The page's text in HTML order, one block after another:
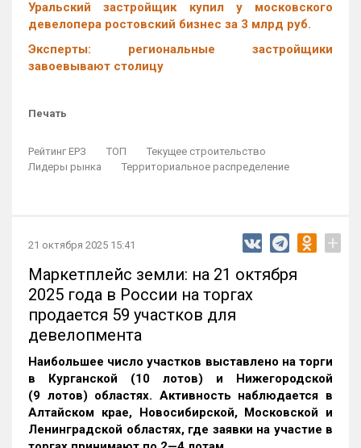
Уральский застройщик купил у московского
девелопера ростовский бизнес за 3 млрд руб.
Эксперты: региональные застройщики
завоевывают столицу
Печать
Рейтинг ЕРЗ ТОП
Текущее строительство
Лидеры рынка
Территориальное распределение
21 октября 2025 15:41 +
Маркетплейс земли: на 21 октября
2025 года в России на торгах
продается 59 участков для
девелопмента
Наибольшее число участков выставлено на торги
в Курганской (10 лотов) и Нижегородской
(9 лотов) областях. Активность наблюдается в
Алтайском крае, Новосибирской, Московской и
Ленинградской областях, где заявки на участие в